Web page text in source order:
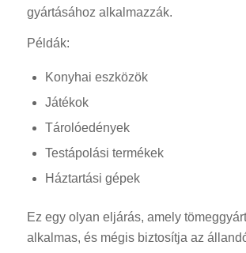
gyártásához alkalmazzák.
Példák:
Konyhai eszközök
Játékok
Tárolóedények
Testápolási termékek
Háztartási gépek
Ez egy olyan eljárás, amely
alkalmas, és mégis biztosítja az